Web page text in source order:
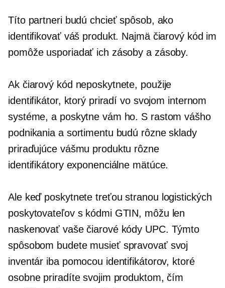
Títo partneri budú chcieť spôsob, ako
identifikovať váš produkt. Najmä čiarový kód im
pomôže usporiadať ich zásoby a zásoby.
Ak čiarový kód neposkytnete, použije
identifikátor, ktorý priradí vo svojom internom
systéme, a poskytne vám ho. S rastom vášho
podnikania a sortimentu budú rôzne sklady
priraďujúce vášmu produktu rôzne
identifikátory exponenciálne mätúce.
Ale keď poskytnetetreťou stranou logistických
poskytovateľov s kódmi GTIN, môžu len
naskenovať vaše čiarové kódy UPC. Týmto
spôsobom budete musieť spravovať svoj
inventár iba pomocou identifikátorov, ktoré
osobne priradíte svojim produktom, čím